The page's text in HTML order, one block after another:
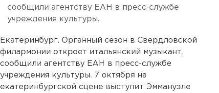
сообщили агентству ЕАН в пресс-службе
учреждения культуры.
Екатеринбург. Органный сезон в Свердловской
филармонии откроет итальянский музыкант,
сообщили агентству ЕАН в пресс-службе
учреждения культуры. 7 октября на
екатеринбургской сцене выступит Эммануэле